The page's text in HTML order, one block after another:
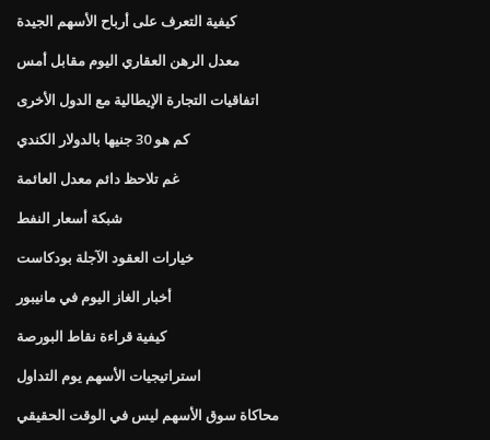
كيفية التعرف على أرباح الأسهم الجيدة
معدل الرهن العقاري اليوم مقابل أمس
اتفاقيات التجارة الإيطالية مع الدول الأخرى
كم هو 30 جنيها بالدولار الكندي
غم تلاحظ دائم معدل العائمة
شبكة أسعار النفط
خيارات العقود الآجلة بودكاست
أخبار الغاز اليوم في مانيبور
كيفية قراءة نقاط البورصة
استراتيجيات الأسهم يوم التداول
محاكاة سوق الأسهم ليس في الوقت الحقيقي